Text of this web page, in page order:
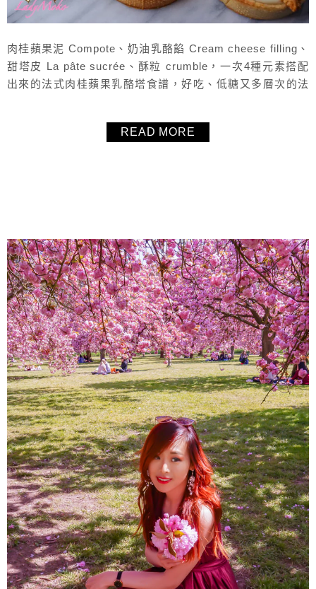
肉桂蘋果泥 Compote、奶油乳酪餡 Cream cheese filling、
甜塔皮 La pâte sucrée、酥粒 crumble，一次4種元素搭配
出來的法式肉桂蘋果乳酪塔食譜，好吃、低糖又多層次的法
多元呈現，希望大家會喜歡這個食譜囉！
READ MORE
About